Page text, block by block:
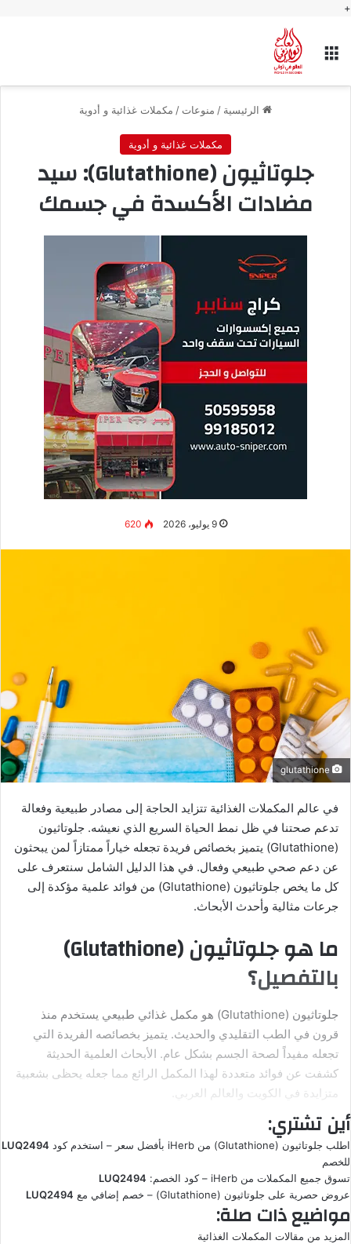
+
القائمة
الرئيسية / منوعات / مكملات غذائية و أدوية
مكملات غذائية و أدوية
جلوتاثيون (Glutathione): سيد
مضادات الأكسدة في جسمك
9 يوليو، 2026 620
في عالم المكملات الغذائية تتزايد الحاجة إلى مصادر طبيعية وفعالة
تدعم صحتنا في ظل نمط الحياة السريع الذي نعيشه. جلوتاثيون
(Glutathione) يتميز بخصائص فريدة تجعله خياراً ممتازاً لمن يبحثون
عن دعم صحي طبيعي وفعال. في هذا الدليل الشامل سنتعرف على
كل ما يخص جلوتاثيون (Glutathione) من فوائد علمية مؤكدة إلى
جرعات مثالية وأحدث الأبحاث.
ما هو جلوتاثيون (Glutathione)
بالتفصيل؟
جلوتاثيون (Glutathione) هو مكمل غذائي طبيعي يستخدم منذ
قرون في الطب التقليدي والحديث. يتميز بخصائصه الفريدة التي
تجعله مفيداً لصحة الجسم بشكل عام. الأبحاث العلمية الحديثة
كشفت عن فوائد متعددة لهذا المكمل الرائع مما جعله يحظى بشعبية
متزايدة في الكويت والعالم العربي.
الفوائد الصحية المؤكدة لـ
جلوتاثيون (Glutathione)
فوائد عديدة
يعتبر سيد مضادات الأكسدة في الجسم ويحمي الخلايا من التلف
أين تشتري:
اطلب جلوتاثيون (Glutathione) من iHerb بأفضل سعر – استخدم كود LUQ2494
للخصم
تسوق جميع المكملات من iHerb
– كود الخصم: LUQ2494
عروض حصرية على جلوتاثيون (Glutathione)
– خصم إضافي مع LUQ2494
مواضيع ذات صلة:
المزيد من مقالات المكملات الغذائية